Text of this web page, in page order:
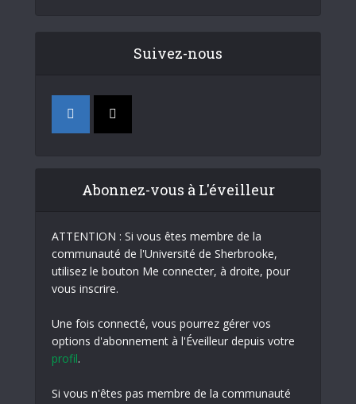
Suivez-nous
Abonnez-vous à L'éveilleur
ATTENTION : Si vous êtes membre de la
communauté de l'Université de Sherbrooke,
utilisez le bouton Me connecter, à droite, pour
vous inscrire.
Une fois connecté, vous pourrez gérer vos
options d'abonnement à l'Éveilleur depuis votre
profil.
Si vous n'êtes pas membre de la communauté